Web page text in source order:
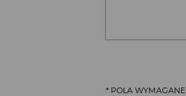
* POLA WYMAGANE